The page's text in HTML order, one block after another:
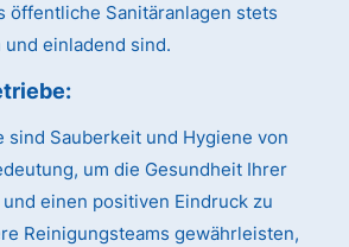
öffentliche Sanitäranlagen stets
einladend sind.
sind Sauberkeit und Hygiene von
um die Gesundheit Ihrer
einen positiven Eindruck zu
Reinigungsteams gewährleisten,